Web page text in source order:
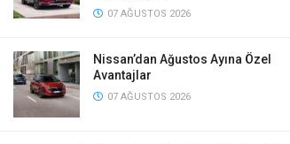
07 AĞUSTOS 2026
Nissan’dan Ağustos Ayına Özel
Avantajlar
07 AĞUSTOS 2026